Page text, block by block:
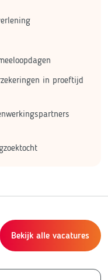
in proeftijd
Bekijk alle vacatures